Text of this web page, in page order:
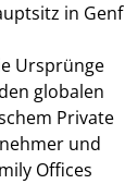
in Genf
Ursprünge
globalen
Private
und
Offices